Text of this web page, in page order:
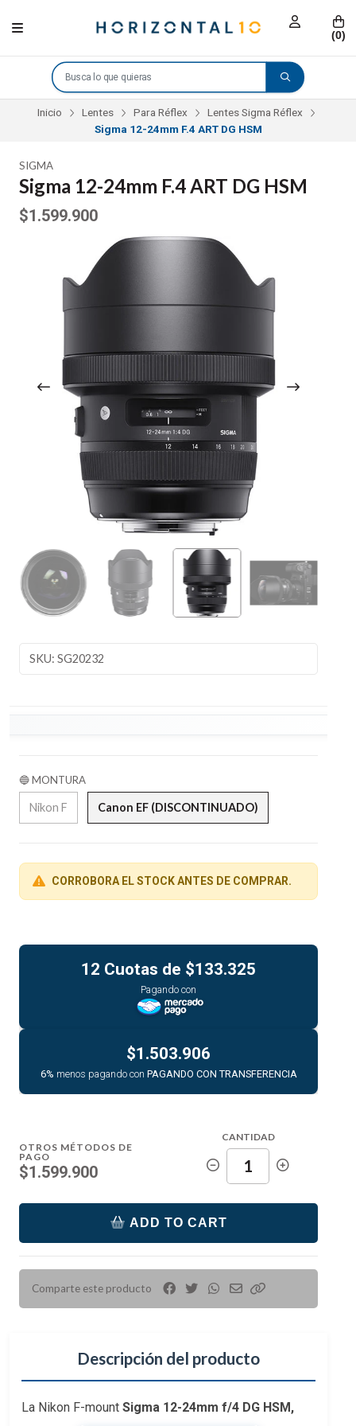
(0)
Inicio Lentes Para Réflex
Lentes Sigma Réflex
Sigma 12-24mm F.4 ART DG HSM
SIGMA
Sigma 12-24mm F.4 ART DG HSM
$1.599.900
SKU: SG20232
🔵 MONTURA
Nikon F Canon EF (DISCONTINUADO)
CORROBORA EL STOCK ANTES DE COMPRAR.
12 Cuotas de $133.325
Pagando con
$1.503.906
6% menos pagando con PAGANDO CON TRANSFERENCIA
OTROS MÉTODOS DE
PAGO
$1.599.900
CANTIDAD
ADD TO CART
Comparte este producto
Descripción del producto
La Nikon F-mount Sigma 12-24mm f/4 DG HSM,